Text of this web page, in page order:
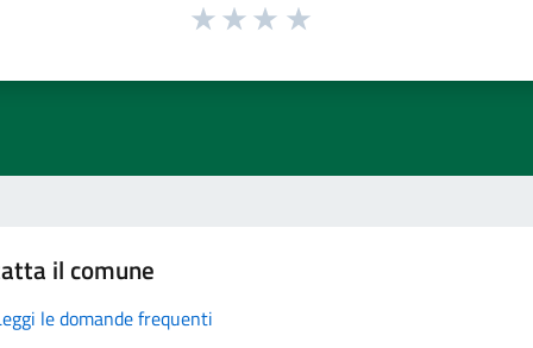
il comune
le domande frequenti